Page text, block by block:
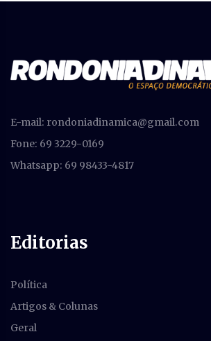
E-mail: rondoniadinamica@gmail.com
Fone: 69 3229-0169
Whatsapp: 69 98433-4817
Editorias
Política
Artigos & Colunas
Geral